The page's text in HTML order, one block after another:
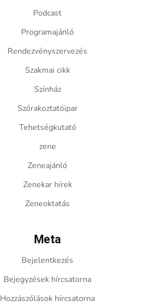
Podcast
Programajánló
Rendezvényszervezés
Szakmai cikk
Színház
Szórakoztatóipar
Tehetségkutató
zene
Zeneajánló
Zenekar hírek
Zeneoktatás
Meta
Bejelentkezés
Bejegyzések hírcsatorna
Hozzászólások hírcsatorna